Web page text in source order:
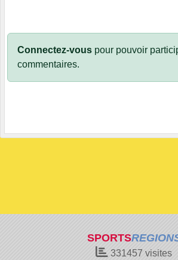
Connectez-vous pour pouvoir
commentaires.
SPORTS
331457 visites